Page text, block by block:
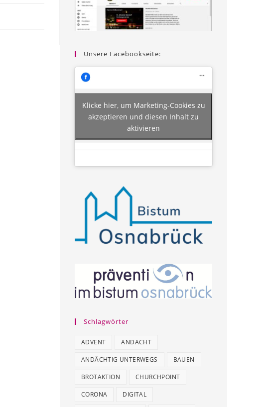
Unsere Facebookseite:
Klicke hier, um Marketing-Cookies zu
akzeptieren und diesen Inhalt zu
aktivieren
Schlagwörter
ADVENT ANDACHT
ANDÄCHTIG UNTERWEGS BAUEN
BROTAKTION CHURCHPOINT
CORONA DIGITAL